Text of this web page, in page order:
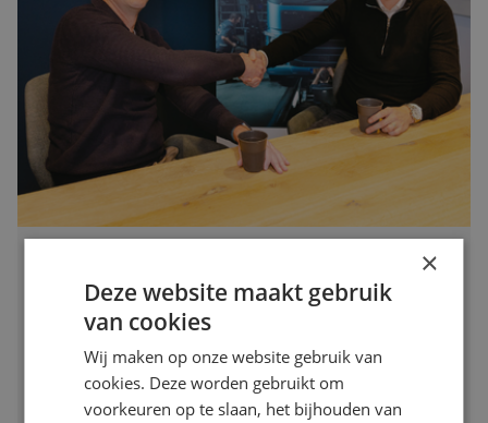
Is jouw organisatie klaar voor de drukke maanden? Zo
zorg je dat je op tijd de juiste mensen vindt
7 augustus 2026
Na de zomervakantie komt de arbeidsmarkt weer volop in
beweging. Voor werkgevers is dit hét moment om vooruit
te kijken en op tijd in te spelen op de personeelsbehoefte
×
Deze website maakt gebruik
van cookies
Wij maken op onze website gebruik van
cookies. Deze worden gebruikt om
voorkeuren op te slaan, het bijhouden van